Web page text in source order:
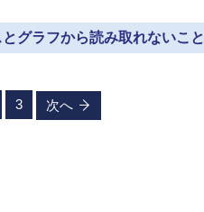
グラフから読み取れないこと
3 次へ